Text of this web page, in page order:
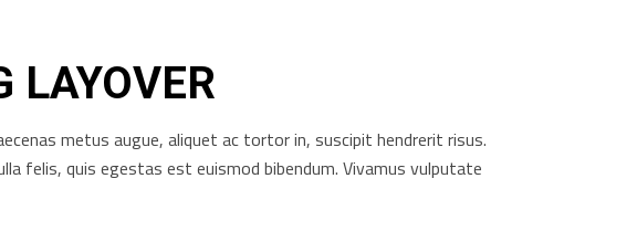
LAYOVER
metus augue, aliquet ac tortor in, suscipit hendrerit risus.
felis, quis egestas est euismod bibendum. Vivamus vulputate